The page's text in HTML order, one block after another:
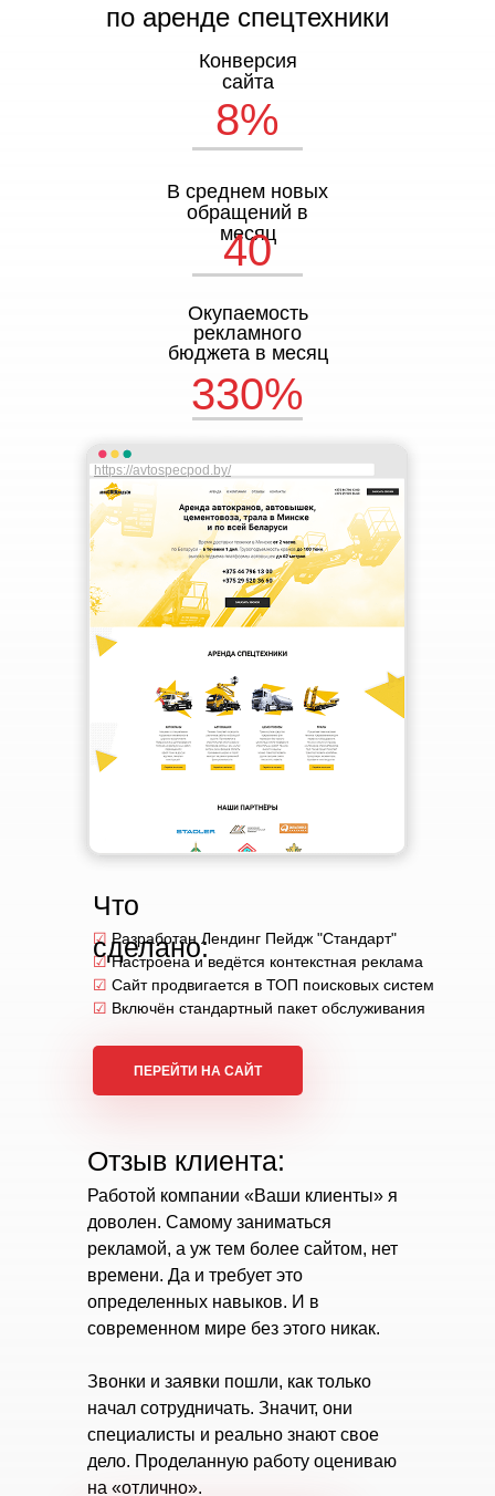
☑ Разработан Лендинг Пейдж "Стандарт"
☑Настроена и ведётся контекстная реклама
☑ Сайт продвигается в ТОП поисковых систем
☑ Включён стандартный пакет обслуживания
Отзыв клиента:
8%
Конверсия
сайта
Работой компании «Ваши клиенты» я
доволен. Самому заниматься
рекламой, а уж тем более сайтом, нет
времени. Да и требует это
определенных навыков. И в
современном мире без этого никак.
Звонки и заявки пошли, как только
начал сотрудничать. Значит, они
специалисты и реально знают свое
дело. Проделанную работу оцениваю
на «отлично».
по аренде спецтехники
В среднем новых
обращений в
месяц
40
Окупаемость
рекламного
бюджета в месяц
330%
Что
сделано:
ПЕРЕЙТИ НА САЙТ
https://avtospecpod.by/